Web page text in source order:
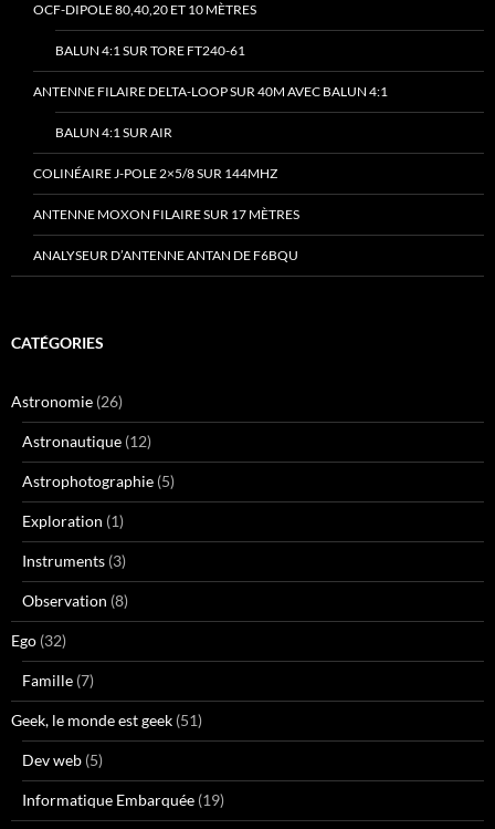
OCF-DIPOLE 80,40,20 ET 10 MÈTRES
BALUN 4:1 SUR TORE FT240-61
ANTENNE FILAIRE DELTA-LOOP SUR 40M AVEC BALUN 4:1
BALUN 4:1 SUR AIR
COLINÉAIRE J-POLE 2×5/8 SUR 144MHZ
ANTENNE MOXON FILAIRE SUR 17 MÈTRES
ANALYSEUR D’ANTENNE ANTAN DE F6BQU
CATÉGORIES
Astronomie (26)
Astronautique (12)
Astrophotographie (5)
Exploration (1)
Instruments (3)
Observation (8)
Ego (32)
Famille (7)
Geek, le monde est geek (51)
Dev web (5)
Informatique Embarquée (19)